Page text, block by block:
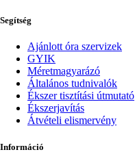
Segítség
Ajánlott óra szervizek
GYIK
Méretmagyarázó
Általános tudnivalók
Ékszer tisztítási útmutató
Ékszerjavítás
Átvételi elismervény
Információ